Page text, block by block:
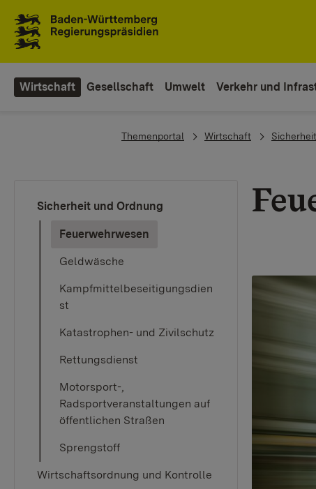
Wirtschaft Gesellschaft Umwelt Verkehr und
You are here:
Themenportal Wirtschaft
Sicherheit und Ordnung
Feuerwehrwesen
Geldwäsche
Kampfmittelbeseitigungsdien
st
Katastrophen- und Zivilschutz
Rettungsdienst
Motorsport-,
Radsportveranstaltungen auf
öffentlichen Straßen
Sprengstoff
Wirtschaftsordnung und Kontrolle